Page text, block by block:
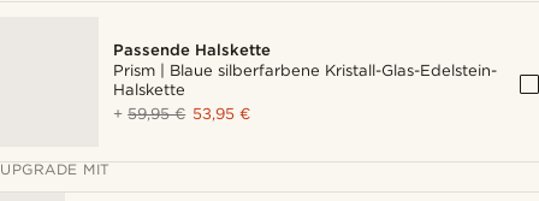
Passende Halskette
Prism | Blaue silberfarbene Kristall-Glas-Edelstein-
Halskette
+59,95 € 53,95 €
UPGRADE MIT